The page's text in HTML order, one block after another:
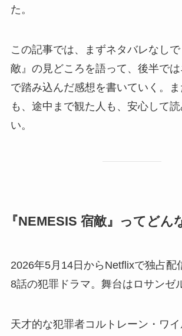
た。
この記事では、まずネタバレなし
敵』の見どころを語って、後半では
で踏み込んだ感想を書いていく。
も、途中まで観た人も、安心して
い。
『NEMESIS 宿敵』ってどん
2026年5月14日からNetflixで独占配
8話の犯罪ドラマ。舞台はロサンゼ
天才的な犯罪者コルトレーン・ワ